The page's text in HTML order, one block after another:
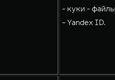
- куки -
- Yandex ID.